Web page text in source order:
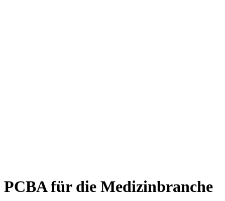
PCBA für die Medizinbranche